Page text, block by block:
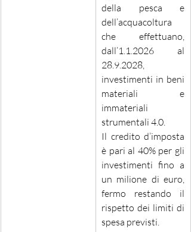
della pesca e
dell’acquacoltura
che effettuano,
dall’1.1.2026 al
28.9.2028,
investimenti in beni
materiali e
immateriali
strumentali 4.0.
Il credito d’imposta
è pari al 40% per gli
investimenti fino a
un milione di euro,
fermo restando il
rispetto dei limiti di
spesa previsti.